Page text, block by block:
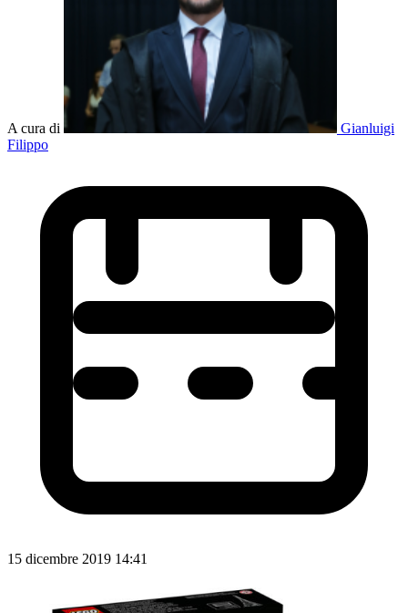
A cura di
Gianluigi
Filippo
15 dicembre 2019 14:41